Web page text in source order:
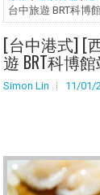
台中旅遊 BRT科博
[台中港式] [
遊 BRT科博
Simon Lin 11/01/